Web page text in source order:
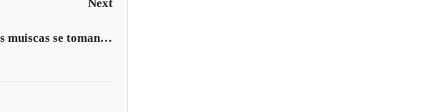
Next
Tunjos muiscas se toman el Museo del Oro